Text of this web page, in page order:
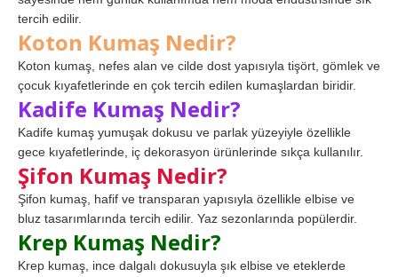
tercih edilir.
Koton Kumaş Nedir?
Koton kumaş, nefes alan ve cilde dost yapısıyla tişört, gömlek ve
çocuk kıyafetlerinde en çok tercih edilen kumaşlardan biridir.
Kadife Kumaş Nedir?
Kadife kumaş yumuşak dokusu ve parlak yüzeyiyle özellikle
gece kıyafetlerinde, iç dekorasyon ürünlerinde sıkça kullanılır.
Şifon Kumaş Nedir?
Şifon kumaş, hafif ve transparan yapısıyla özellikle elbise ve
bluz tasarımlarında tercih edilir. Yaz sezonlarında popülerdir.
Krep Kumaş Nedir?
Krep kumaş, ince dalgalı dokusuyla şık elbise ve eteklerde